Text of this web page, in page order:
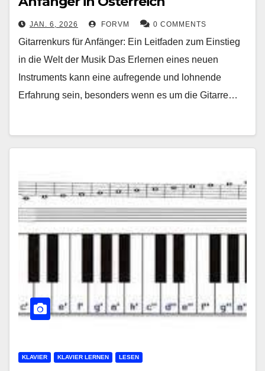
JAN. 6, 2026 FORVM 0 COMMENTS
Gitarrenkurs für Anfänger: Ein Leitfaden zum Einstieg
in die Welt der Musik Das Erlernen eines neuen
Instruments kann eine aufregende und lohnende
Erfahrung sein, besonders wenn es um die Gitarre…
KLAVIER KLAVIER LERNEN LESEN